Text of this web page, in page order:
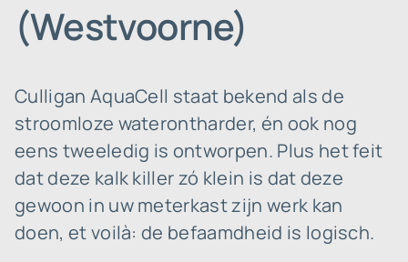
(Westvoorne)
Culligan AquaCell staat bekend als de
stroomloze waterontharder, én ook nog
eens tweeledig is ontworpen. Plus het feit
dat deze kalk killer zó klein is dat deze
gewoon in uw meterkast zijn werk kan
doen, et voilà: de befaamdheid is logisch.